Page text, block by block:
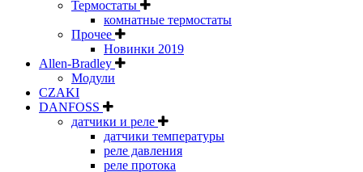
Термостаты
комнатные термостаты
Прочее
Новинки 2019
Allen-Bradley
Модули
CZAKI
DANFOSS
датчики и реле
датчики температуры
реле давления
реле протока